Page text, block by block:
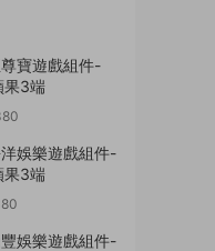
寶遊戲組件-
果3端
娛樂遊戲組件-
果3端
娛樂遊戲組件-